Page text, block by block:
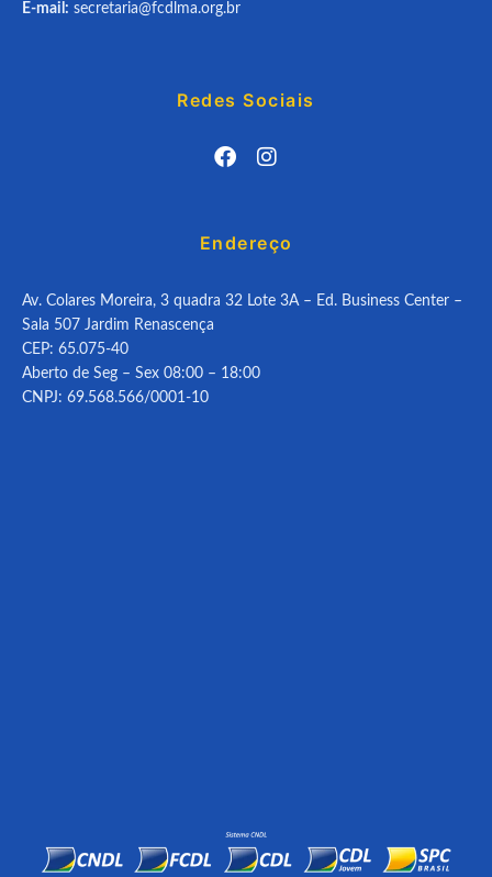
E-mail: secretaria@fcdlma.org.br
Redes Sociais
Endereço
Av. Colares Moreira, 3 quadra 32 Lote 3A – Ed. Business Center –
Sala 507 Jardim Renascença
CEP: 65.075-40
Aberto de Seg – Sex 08:00 – 18:00
CNPJ: 69.568.566/0001-10